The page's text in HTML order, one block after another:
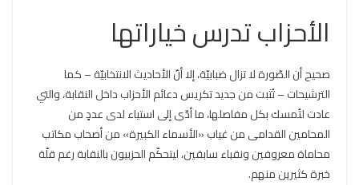
الأحزاب تدرس خياراتها
صحيح أن الصّورة لا تزال ضبابيّة، إلا أنّ الأحاديث الانتخابيّة – كما
الترشيحات – تُثبت من جديد تكريس دعائم الأحزاب داخل النقابة، والتي
عادت لتُمسك بكل مفاصلها، ما أدّى إلى استياء لدى عددٍ من
المحامين القدامى من غياب «الأسماء الكبيرة» من أصحاب مكاتب
محاماة معروفين ونقباء سابقين، ليتحكّم الحزبيون بالنقابة رغم قلّة
خبرة كثيرين منهم.